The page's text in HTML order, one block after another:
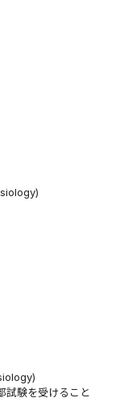
試験を受けること